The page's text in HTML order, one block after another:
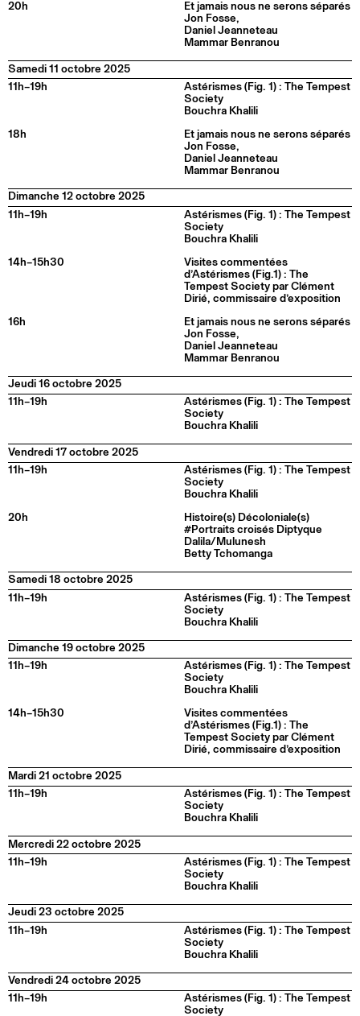
20h
Et jamais nous ne serons séparés
Jon Fosse,
Daniel Jeanneteau
Mammar Benranou
Samedi 11 octobre 2025
11h–19h
Astérismes (Fig. 1) : The Tempest
Society
Bouchra Khalili
18h
Et jamais nous ne serons séparés
Jon Fosse,
Daniel Jeanneteau
Mammar Benranou
Dimanche 12 octobre 2025
11h–19h
Astérismes (Fig. 1) : The Tempest
Society
Bouchra Khalili
14h–15h30
Visites commentées
d’Astérismes (Fig.1) : The
Tempest Society par Clément
Dirié, commissaire d’exposition
16h
Et jamais nous ne serons séparés
Jon Fosse,
Daniel Jeanneteau
Mammar Benranou
Jeudi 16 octobre 2025
11h–19h
Astérismes (Fig. 1) : The Tempest
Society
Bouchra Khalili
Vendredi 17 octobre 2025
11h–19h
Astérismes (Fig. 1) : The Tempest
Society
Bouchra Khalili
20h
Histoire(s) Décoloniale(s)
#Portraits croisés Diptyque
Dalila/Mulunesh
Betty Tchomanga
Samedi 18 octobre 2025
11h–19h
Astérismes (Fig. 1) : The Tempest
Society
Bouchra Khalili
Dimanche 19 octobre 2025
11h–19h
Astérismes (Fig. 1) : The Tempest
Society
Bouchra Khalili
14h–15h30
Visites commentées
d’Astérismes (Fig.1) : The
Tempest Society par Clément
Dirié, commissaire d’exposition
Mardi 21 octobre 2025
11h–19h
Astérismes (Fig. 1) : The Tempest
Society
Bouchra Khalili
Mercredi 22 octobre 2025
11h–19h
Astérismes (Fig. 1) : The Tempest
Society
Bouchra Khalili
Jeudi 23 octobre 2025
11h–19h
Astérismes (Fig. 1) : The Tempest
Society
Bouchra Khalili
Vendredi 24 octobre 2025
11h–19h
Astérismes (Fig. 1) : The Tempest
Society